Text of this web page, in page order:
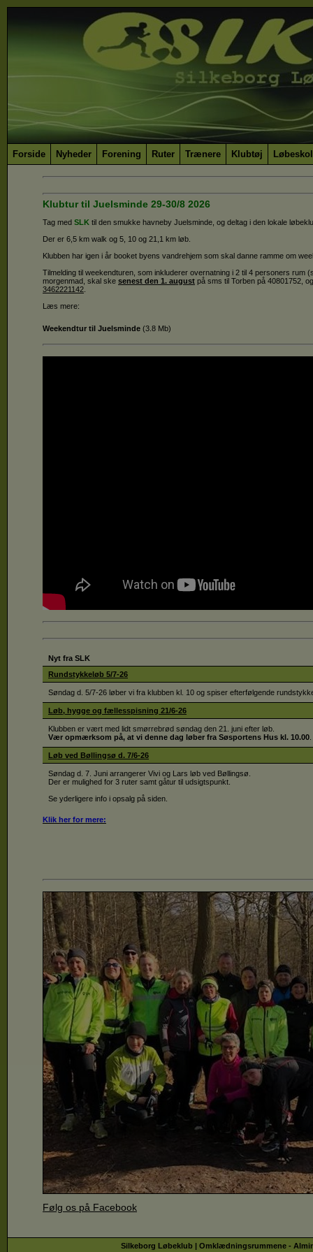
Forside Nyheder Forening Ruter Trænere Klubtøj
Klubtur til Juelsminde 29-30/8 2026
Tag med SLK til den smukke havneby Juelsminde, og deltag i den lokale
Der er 6,5 km walk og 5, 10 og 21,1 km løb.
Klubben har igen i år booket byens vandrehjem som skal danne ramme om
Tilmelding til weekendturen, som inkluderer overnatning i 2 til 4 personers rum
morgenmad, skal ske senest den 1. august på sms til Torben på 40801752,
3462221142
Læs mere:
Weekendtur til Juelsminde (3.8 Mb)
Nyt fra SLK
Rundstykkeløb 5/7-26
Søndag d. 5/7-26 løber vi fra klubben kl. 10 og spiser efterfølgende
Løb, hygge og fællesspisning 21/6-26
Klubben er vært med lidt smørrebrød søndag den 21. juni efter løb.
Vær opmærksom på, at vi denne dag løber fra Søsportens Hus kl. 10.00
Løb ved Bøllingsø d. 7/6-26
Søndag d. 7. Juni arrangerer Vivi og Lars løb ved Bøllingsø.
Der er mulighed for 3 ruter samt gåtur til udsigtspunkt.
Se yderligere info i opsalg på siden.
Klik her for mere:
Følg os på Facebook
Silkeborg Løbeklub | Omklædningsrummene -